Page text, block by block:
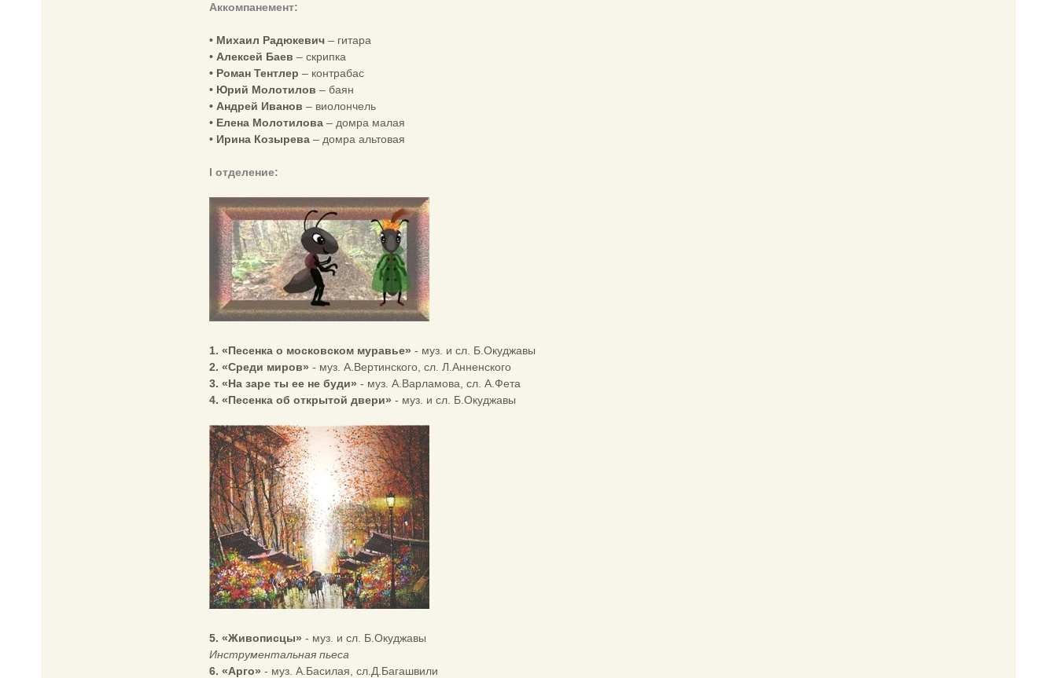
Аккомпанемент:
• Михаил Радюкевич – гитара
• Алексей Баев – скрипка
• Роман Тентлер – контрабас
• Юрий Молотилов – баян
• Андрей Иванов – виолончель
• Елена Молотилова – домра малая
• Ирина Козырева – домра альтовая
I отделение:
1. «Песенка о московском муравье» - муз. и сл. Б.Окуджавы
2. «Среди миров» - муз. А.Вертинского, сл. Л.Анненского
3. «На заре ты ее не буди» - муз. А.Варламова, сл. А.Фета
4. «Песенка об открытой двери» - муз. и сл. Б.Окуджавы
5. «Живописцы» - муз. и сл. Б.Окуджавы
Инструментальная пьеса
6. «Арго» - муз. А.Басилая, сл.Д.Багашвили